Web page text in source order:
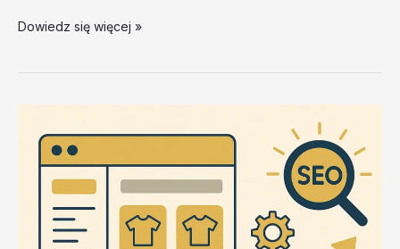
Zalety
podejsc
test
20260202
cryKm
Dowiedz się więcej »